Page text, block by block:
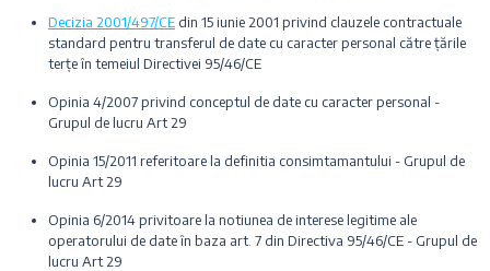
Decizia 2001/497/CE din 15 iunie 2001 privind clauzele contractuale
standard pentru transferul de date cu caracter personal către țările
terțe în temeiul Directivei 95/46/CE
Opinia 4/2007 privind conceptul de date cu caracter personal -
Grupul de lucru Art 29
Opinia 15/2011 referitoare la definitia consimtamantului - Grupul de
lucru Art 29
Opinia 6/2014 privitoare la notiunea de interese legitime ale
operatorului de date în baza art. 7 din Directiva 95/46/CE - Grupul de
lucru Art 29